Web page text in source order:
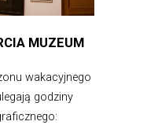
MUZEUM
wakacyjnego
godziny